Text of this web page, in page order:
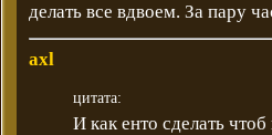
делать все вдвоем. За пару
axl
цитата:
И как енто сделать